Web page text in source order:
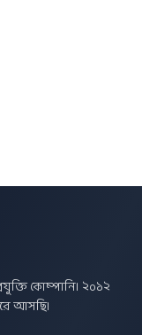
কোম্পানি। ২০১২
আসছি।